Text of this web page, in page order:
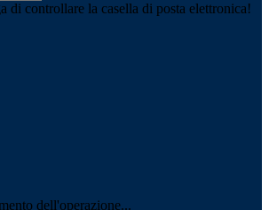
di controllare la casella di posta elettronica!
dell'operazione...